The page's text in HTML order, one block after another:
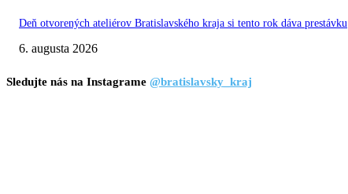
Deň otvorených ateliérov Bratislavského kraja si tento rok dáva prestávku
6. augusta 2026
Sledujte nás na Instagrame @bratislavsky_kraj